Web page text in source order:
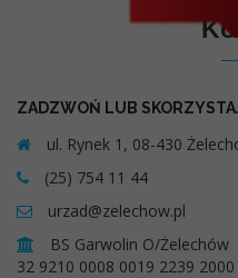
ZADZWOŃ LUB
ul. Rynek 1, 08-430
(25) 754 11 44
urzad@zelechow.pl
BS Garwolin O/Żelechów
32 9210 0008 0019 2239